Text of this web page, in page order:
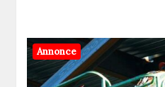
Annonce